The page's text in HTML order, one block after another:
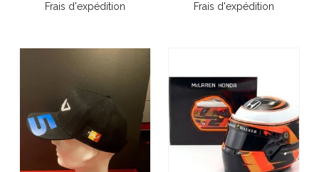
Frais d'expédition
Frais d'expédition